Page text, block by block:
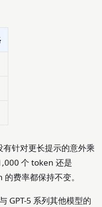
针对更长提示的意外乘
个 token 还是
费率都保持不变。
GPT-5 系列其他模型的